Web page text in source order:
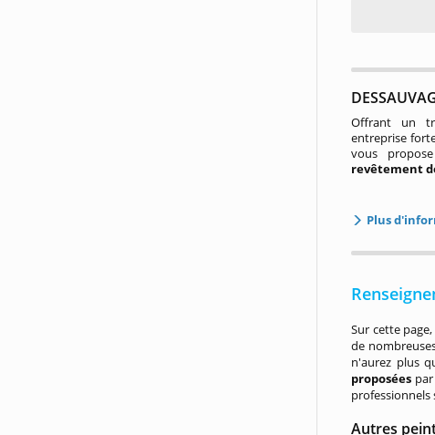
Offrant un
entreprise
vous
revêtement
Plus
Sur cette
de
n'aurez plus
proposées
professionnels
Autres